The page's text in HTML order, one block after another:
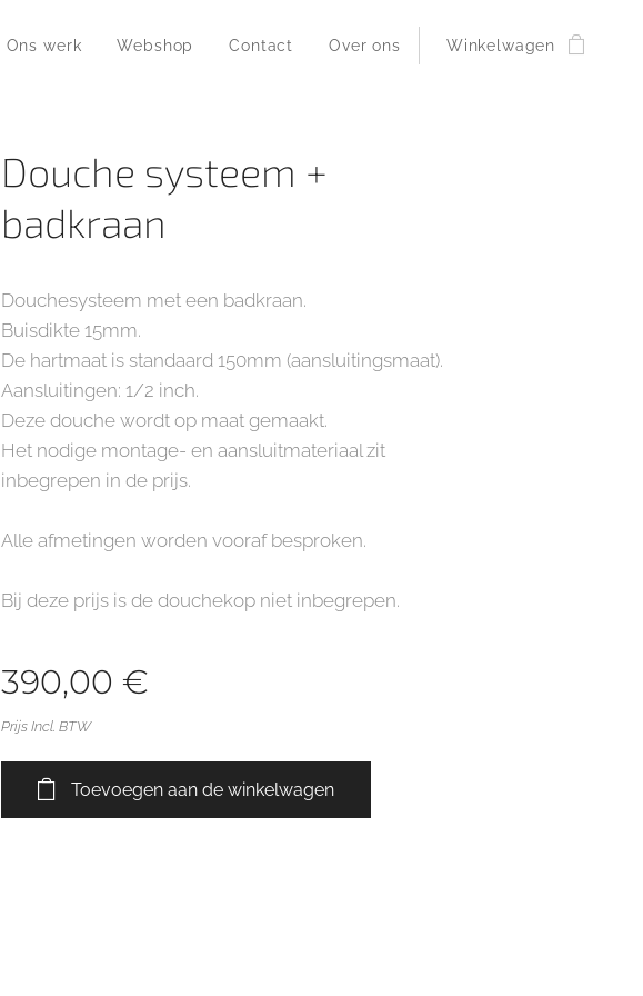
Ons werk Webshop Contact Over ons Winkelwagen
Douche systeem +
badkraan
Douchesysteem met een badkraan.
Buisdikte 15mm.
De hartmaat is standaard 150mm (aansluitingsmaat).
Aansluitingen: 1/2 inch.
Deze douche wordt op maat gemaakt.
Het nodige montage- en aansluitmateriaal zit
inbegrepen in de prijs.
Alle afmetingen worden vooraf besproken.
Bij deze prijs is de douchekop niet inbegrepen.
390,00 €
Prijs Incl. BTW
Toevoegen aan de winkelwagen